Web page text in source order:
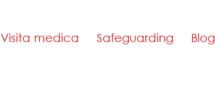
Visita medica Safeguarding Blog